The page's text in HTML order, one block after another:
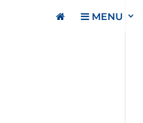
MENU